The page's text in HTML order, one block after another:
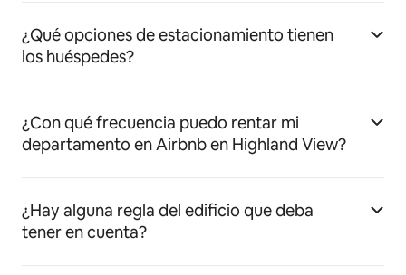
¿Qué opciones de estacionamiento tienen
los huéspedes?
¿Con qué frecuencia puedo rentar mi
departamento en Airbnb en Highland View?
¿Hay alguna regla del edificio que deba
tener en cuenta?